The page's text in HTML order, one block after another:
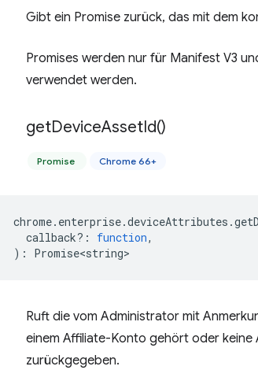
Gibt ein Promise zurück, das mit dem
Promises werden nur für Manifest V3
verwendet werden.
getDeviceAssetId()
Promise Chrome 66+
chrome. enterprise.deviceAttributes .
callback? : function,
) : Promise<string>
Ruft die vom Administrator mit
einem Affiliate-Konto gehört oder
zurückgegeben.